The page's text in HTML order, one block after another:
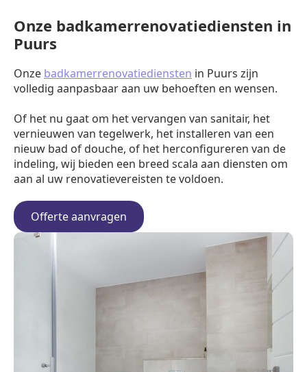
Onze badkamerrenovatiediensten in
Puurs
Onze badkamerrenovatiediensten in Puurs zijn
volledig aanpasbaar aan uw behoeften en wensen.
Of het nu gaat om het vervangen van sanitair, het
vernieuwen van tegelwerk, het installeren van een
nieuw bad of douche, of het herconfigureren van de
indeling, wij bieden een breed scala aan diensten om
aan al uw renovatievereisten te voldoen.
Offerte aanvragen